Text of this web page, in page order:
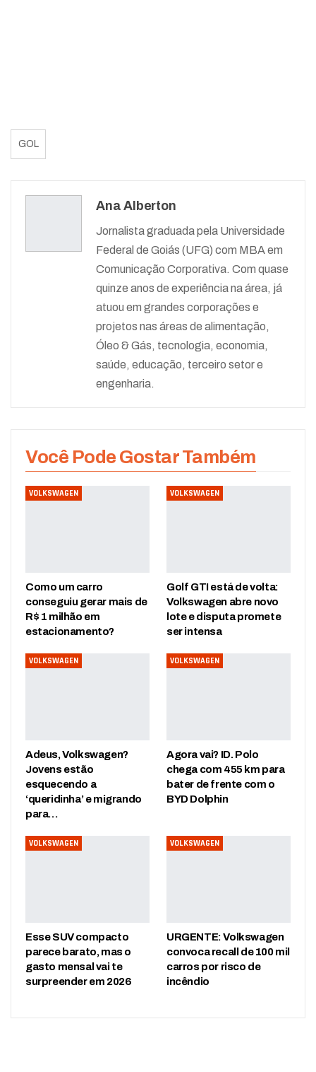
GOL
Ana Alberton
Jornalista graduada pela Universidade
Federal de Goiás (UFG) com MBA em
Comunicação Corporativa. Com quase
quinze anos de experiência na área, já
atuou em grandes corporações e
projetos nas áreas de alimentação,
Óleo & Gás, tecnologia, economia,
saúde, educação, terceiro setor e
engenharia.
Você Pode Gostar Também
VOLKSWAGEN
Como um carro
conseguiu gerar mais de
R$ 1 milhão em
estacionamento?
VOLKSWAGEN
Golf GTI está de volta:
Volkswagen abre novo
lote e disputa promete
ser intensa
VOLKSWAGEN
Adeus, Volkswagen?
Jovens estão
esquecendo a
‘queridinha’ e migrando
para…
VOLKSWAGEN
Agora vai? ID. Polo
chega com 455 km para
bater de frente com o
BYD Dolphin
VOLKSWAGEN
Esse SUV compacto
parece barato, mas o
gasto mensal vai te
surpreender em 2026
VOLKSWAGEN
URGENTE: Volkswagen
convoca recall de 100 mil
carros por risco de
incêndio